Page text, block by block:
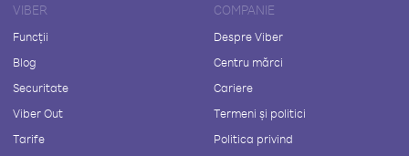
VIBER
Funcții
Blog
Securitate
Viber Out
Tarife
COMPANIE
Despre Viber
Centru mărci
Cariere
Termeni și politici
Politica privind